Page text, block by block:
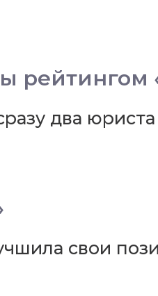
два
свои